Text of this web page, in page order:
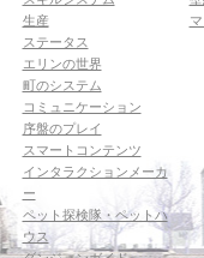
生産
ステータス
エリンの世界
町のシステム
コミュニケーション
序盤のプレイ
スマートコンテンツ
インタラクションメーカ
ー
ペット探検隊・ペットハ
ウス